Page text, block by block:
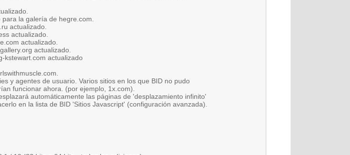
la galería de hegre.com.
actualizado.
actualizado.
actualizado.
actualizado.
kstewart.com actualizado
y agentes de usuario. Varios sitios en los que BID no pudo
funcionar ahora. (por ejemplo, 1x.com).
automáticamente las páginas de 'desplazamiento infinito'
en la lista de BID 'Sitios Javascript' (configuración avanzada).